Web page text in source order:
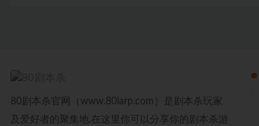
80剧本杀官网（www.80larp.com）是剧本杀玩家
及爱好者的聚集地,在这里你可以分享你的剧本杀游